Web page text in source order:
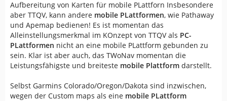
Aufbereitung von Karten für mobile PLattforn Insbesondere
aber TTQV, kann andere mobile PLattformen, wie Pathaway
und Apemap bedienen! Es ist momentan das
Alleinstellungsmerkmal im KOnzept von TTQV als PC-
PLattformen nicht an eine mobile PLattform gebunden zu
sein. Klar ist aber auch, das TWoNav momentan die
Leistungsfähigste und breiteste mobile Plattform darstellt.
Selbst Garmins Colorado/Oregon/Dakota sind inzwischen,
wegen der Custom maps als eine mobile PLattform